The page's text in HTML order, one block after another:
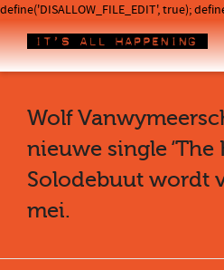
define('DISALLOW_FILE_EDIT', true);
Wolf
nieuwe single ‘The
Solodebuut wordt
mei.